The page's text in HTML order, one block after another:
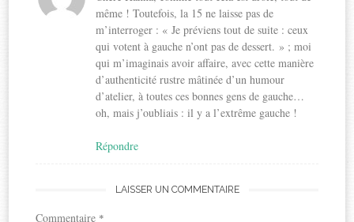
même ! Toutefois, la 15 ne laisse pas de
m’interroger : « Je préviens tout de suite : ceux
qui votent à gauche n’ont pas de dessert. » ; moi
qui m’imaginais avoir affaire, avec cette manière
d’authenticité rustre mâtinée d’un humour
d’atelier, à toutes ces bonnes gens de gauche…
oh, mais j’oubliais : il y a l’extrême gauche !
Répondre
LAISSER UN COMMENTAIRE
Commentaire *